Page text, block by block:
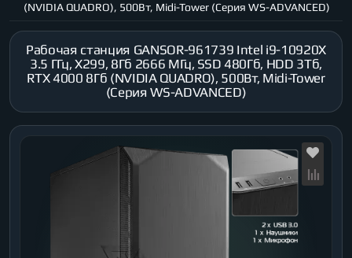
(NVIDIA QUADRO), 500Вт, Midi-Tower (Серия WS-ADVANCED)
Рабочая станция GANSOR-961739 Intel i9-10920X
3.5 ГГц, X299, 8Гб 2666 МГц, SSD 480Гб, HDD 3Тб,
RTX 4000 8Гб (NVIDIA QUADRO), 500Вт, Midi-Tower
(Серия WS-ADVANCED)